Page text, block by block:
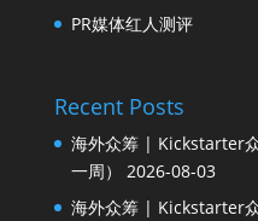
PR媒体红人测评
Recent Posts
海外众筹 | Kickstarter
一周）
2026-08-03
海外众筹 | Kickstarter